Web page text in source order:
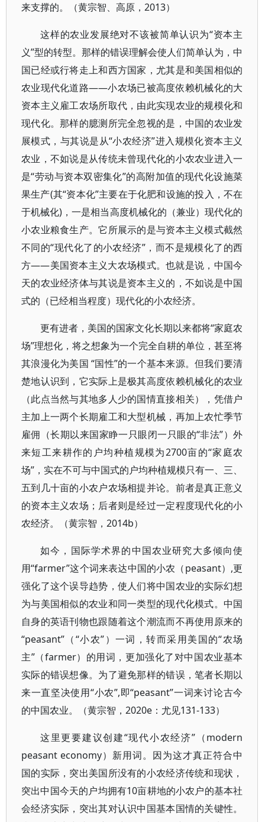
来支撑的。（黄宗智、高原，2013）
这样的农业发展绝对不该被简单认识为“资本主
义”型的转型。那样的错误理解会使人们简单认为，中
国已经或行将走上和西方国家，尤其是和美国相似的
农业现代化道路——小农场已被高度依赖机械化的大
资本主义雇工农场所取代，由此实现农业的规模化和
现代化。那样的臆测所完全忽视的是，中国的农业发
展模式，与其说是从“小农经济”进入规模化资本主义
农业，不如说是从传统未曾现代化的小农农业进入一
是“劳动与资本双密集化”的高附加值的现代化设施菜
果生产(其“资本化”主要在于化肥和设施的投入，不在
于机械化)，一是相当高度机械化的（兼业）现代化的
小农业粮食生产。它所展示的是与资本主义模式截然
不同的“现代化了的小农经济”，而不是规模化了的西
方——美国资本主义大农场模式。也就是说，中国今
天的农业经济体与其说是资本主义的，不如说是中国
式的（已经相当程度）现代化的小农经济。
更有进者，美国的国家文化长期以来都将“家庭农
场”理想化，将之想象为一个完全自耕的单位，甚至将
其浪漫化为美国 “国性”的一个基本来源。但我们要清
楚地认识到，它实际上是极其高度依赖机械化的农业
（此点当然与其地多人少的国情直接相关），凭借户
主加上一两个长期雇工和大型机械，再加上农忙季节
雇佣（长期以来国家睁一只眼闭一只眼的“非法”）外
来短工来耕作的户均种植规模为2700亩的“家庭农
场”，实在不可与中国式的户均种植规模只有一、三、
五到几十亩的小农户农场相提并论。前者是真正意义
的资本主义农场；后者则是经过一定程度现代化的小
农经济。（黄宗智，2014b）
如今，国际学术界的中国农业研究大多倾向使
用“farmer”这个词来表达中国的小农（peasant）,更
强化了这个误导趋势，使人们将中国农业的实际幻想
为与美国相似的农业和同一类型的现代化模式。中国
自身的英语刊物也跟随着这个潮流而不再使用原来的
“peasant”（“小农”）一词，转而采用美国的“农场
主”（farmer）的用词，更加强化了对中国农业基本
实际的错误想像。为了避免那样的错误，笔者长期以
来一直坚决使用“小农”,即“peasant”一词来讨论古今
的中国农业。（黄宗智，2020e：尤见131-133）
这里更要建议创建“现代小农经济”（modern
peasant economy）新用词。因为这才真正符合中
国的实际，突出美国所没有的小农经济传统和现状，
突出中国今天的户均拥有10亩耕地的小农户的基本社
会经济实际，突出其对认识中国基本国情的关键性。